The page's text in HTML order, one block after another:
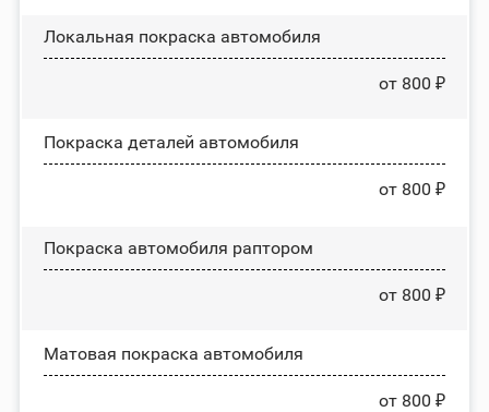
Локальная покраска автомобиля
от 800 ₽
Покраска деталей автомобиля
от 800 ₽
Покраска автомобиля раптором
от 800 ₽
Матовая покраска автомобиля
от 800 ₽